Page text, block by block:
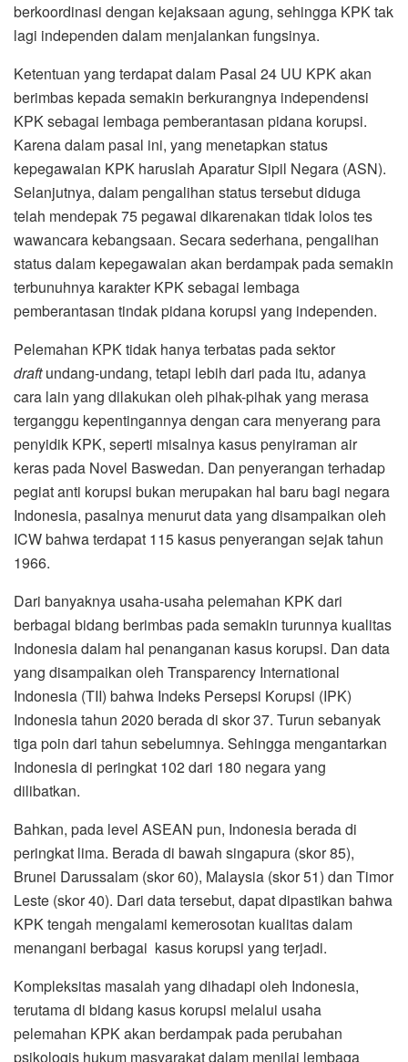
berkoordinasi dengan kejaksaan agung, sehingga KPK tak
lagi independen dalam menjalankan fungsinya.
Ketentuan yang terdapat dalam Pasal 24 UU KPK akan
berimbas kepada semakin berkurangnya independensi
KPK sebagai lembaga pemberantasan pidana korupsi.
Karena dalam pasal ini, yang menetapkan status
kepegawaian KPK haruslah Aparatur Sipil Negara (ASN).
Selanjutnya, dalam pengalihan status tersebut diduga
telah mendepak 75 pegawai dikarenakan tidak lolos tes
wawancara kebangsaan. Secara sederhana, pengalihan
status dalam kepegawaian akan berdampak pada semakin
terbunuhnya karakter KPK sebagai lembaga
pemberantasan tindak pidana korupsi yang independen.
Pelemahan KPK tidak hanya terbatas pada sektor
draftundang-undang, tetapi lebih dari pada itu, adanya
cara lain yang dilakukan oleh pihak-pihak yang merasa
terganggu kepentingannya dengan cara menyerang para
penyidik KPK, seperti misalnya kasus penyiraman air
keras pada Novel Baswedan. Dan penyerangan terhadap
pegiat anti korupsi bukan merupakan hal baru bagi negara
Indonesia, pasalnya menurut data yang disampaikan oleh
ICW bahwa terdapat 115 kasus penyerangan sejak tahun
1966.
Dari banyaknya usaha-usaha pelemahan KPK dari
berbagai bidang berimbas pada semakin turunnya kualitas
Indonesia dalam hal penanganan kasus korupsi. Dan data
yang disampaikan oleh Transparency International
Indonesia (TII) bahwa Indeks Persepsi Korupsi (IPK)
Indonesia tahun 2020 berada di skor 37. Turun sebanyak
tiga poin dari tahun sebelumnya. Sehingga mengantarkan
Indonesia di peringkat 102 dari 180 negara yang
dilibatkan.
Bahkan, pada level ASEAN pun, Indonesia berada di
peringkat lima. Berada di bawah singapura (skor 85),
Brunei Darussalam (skor 60), Malaysia (skor 51) dan Timor
Leste (skor 40). Dari data tersebut, dapat dipastikan bahwa
KPK tengah mengalami kemerosotan kualitas dalam
menangani berbagai kasus korupsi yang terjadi.
Kompleksitas masalah yang dihadapi oleh Indonesia,
terutama di bidang kasus korupsi melalui usaha
pelemahan KPK akan berdampak pada perubahan
psikologis hukum masyarakat dalam menilai lembaga